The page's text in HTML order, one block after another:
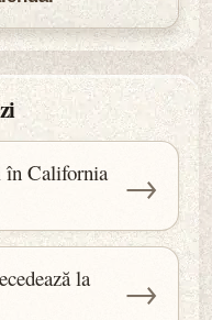
în California
→
la
→